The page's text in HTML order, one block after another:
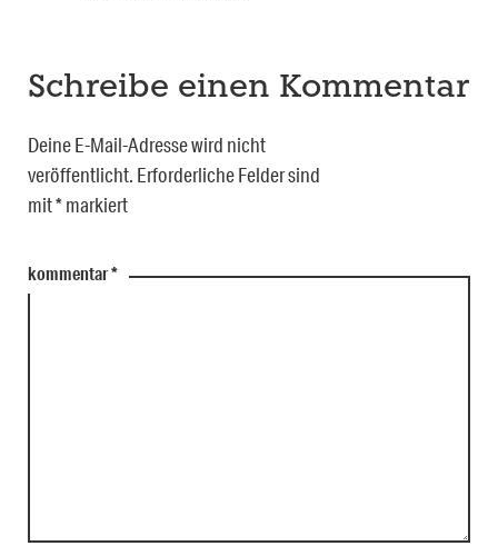
Schreibe einen Kommentar
Deine E-Mail-Adresse wird nicht
veröffentlicht. Erforderliche Felder sind
mit*markiert
kommentar*